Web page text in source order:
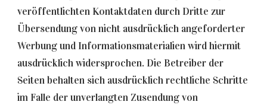
veröffentlichten Kontaktdaten durch Dritte zur
Übersendung von nicht ausdrücklich angeforderter
Werbung und Informationsmaterialien wird hiermit
ausdrücklich widersprochen. Die Betreiber der
Seiten behalten sich ausdrücklich rechtliche Schritte
im Falle der unverlangten Zusendung von